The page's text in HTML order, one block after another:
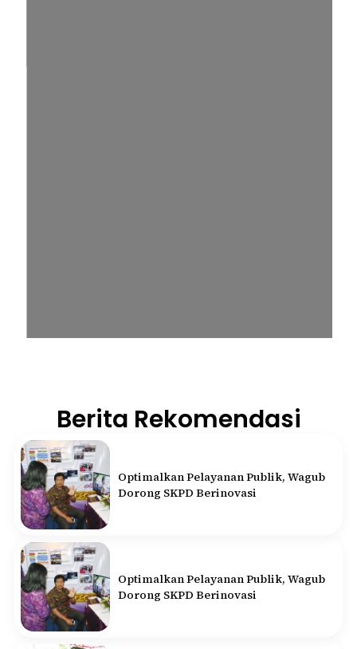
Berita Rekomendasi
Optimalkan Pelayanan Publik, Wagub
Dorong SKPD Berinovasi
Optimalkan Pelayanan Publik, Wagub
Dorong SKPD Berinovasi